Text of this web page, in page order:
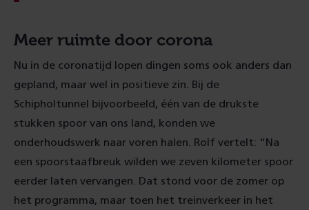
Meer ruimte door corona
Nu in de coronatijd lopen dingen soms ook anders dan
gepland, maar wel in positieve zin. Bij de
Schipholtunnel bijvoorbeeld, één van de drukste
stukken spoor van ons land, konden we
onderhoudswerk naar voren halen. Rolf vertelt: “Na
een spoorstaafbreuk wilden we zeven kilometer spoor
eerder laten vervangen. Dat stond voor de zomer op
het programma, maar toen het treinverkeer in het